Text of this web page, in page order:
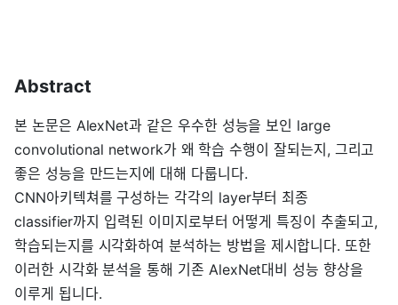
Abstract
본 논문은 AlexNet과 같은 우수한 성능을 보인 large
convolutional network가 왜 학습 수행이 잘되는지, 그리고
좋은 성능을 만드는지에 대해 다룹니다.
CNN아키텍쳐를 구성하는 각각의 layer부터 최종
classifier까지 입력된 이미지로부터 어떻게 특징이 추출되고,
학습되는지를 시각화하여 분석하는 방법을 제시합니다. 또한
이러한 시각화 분석을 통해 기존 AlexNet대비 성능 향상을
이루게 됩니다.